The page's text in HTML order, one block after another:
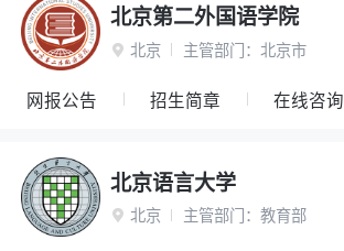
北京第二外国语学院
 北京 主管部门： 北京市
网报公告 招生简章 在线咨询
北京语言大学
 北京 主管部门： 教育部